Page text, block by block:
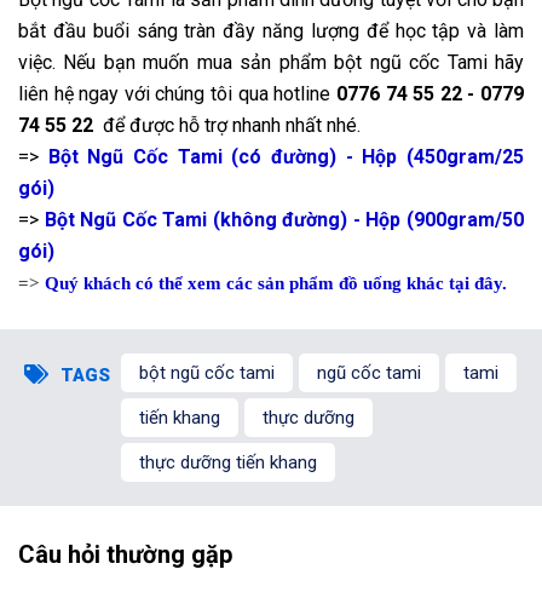
bắt đầu buổi sáng tràn đầy năng lượng để học tập và làm
việc. Nếu bạn muốn mua sản phẩm bột ngũ cốc Tami hãy
liên hệ ngay với chúng tôi qua hotline 0776 74 55 22 - 0779
74 55 22 để được hỗ trợ nhanh nhất nhé.
=> Bột Ngũ Cốc Tami (có đường) - Hộp (450gram/25
gói)
=> Bột Ngũ Cốc Tami (không đường) - Hộp (900gram/50
gói)
=> Quý khách có thể xem các sản phẩm đồ uống khác tại đây.
TAGS bột ngũ cốc tami ngũ cốc tami tami
tiến khang thực dưỡng
thực dưỡng tiến khang
Câu hỏi thường gặp